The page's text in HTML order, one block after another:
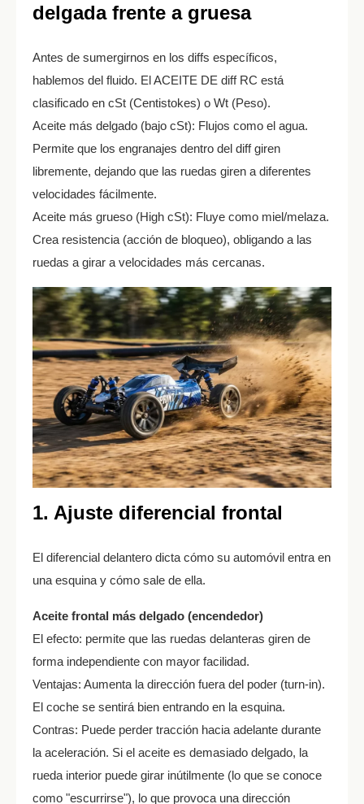
delgada frente a gruesa
Antes de sumergirnos en los diffs específicos,
hablemos del fluido. El ACEITE DE diff RC está
clasificado en cSt (Centistokes) o Wt (Peso).
Aceite más delgado (bajo cSt): Flujos como el agua.
Permite que los engranajes dentro del diff giren
libremente, dejando que las ruedas giren a diferentes
velocidades fácilmente.
Aceite más grueso (High cSt): Fluye como miel/melaza.
Crea resistencia (acción de bloqueo), obligando a las
ruedas a girar a velocidades más cercanas.
1. Ajuste diferencial frontal
El diferencial delantero dicta cómo su automóvil entra en
una esquina y cómo sale de ella.
Aceite frontal más delgado (encendedor)
El efecto: permite que las ruedas delanteras giren de
forma independiente con mayor facilidad.
Ventajas: Aumenta la dirección fuera del poder (turn-in).
El coche se sentirá bien entrando en la esquina.
Contras: Puede perder tracción hacia adelante durante
la aceleración. Si el aceite es demasiado delgado, la
rueda interior puede girar inútilmente (lo que se conoce
como "escurrirse"), lo que provoca una dirección